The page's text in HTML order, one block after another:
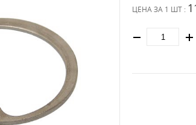
ЦЕНА ЗА 1 ШТ :